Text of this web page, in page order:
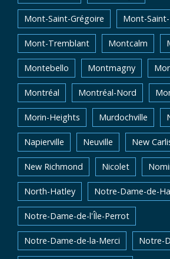
Mont-Saint-Grégoire Mont-
Mont-Tremblant Montcalm
Montebello Montmagny
Montréal Montréal-Nord
Morin-Heights Murdochville
Napierville Neuville New
New Richmond Nicolet
North-Hatley Notre-Dame-de-
Notre-Dame-de-l'Île-Perrot
Notre-Dame-de-la-Merci Notre-